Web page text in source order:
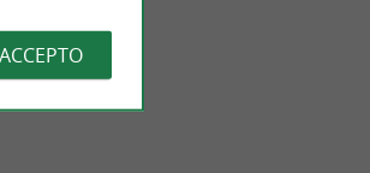
ACCEPTO